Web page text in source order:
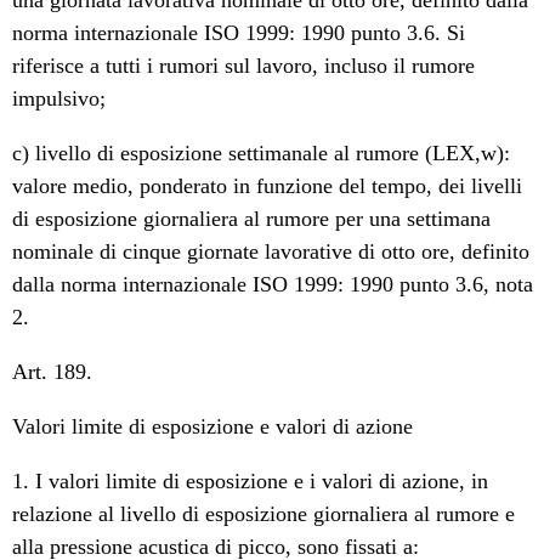
norma internazionale ISO 1999: 1990 punto 3.6. Si
riferisce a tutti i rumori sul lavoro, incluso il rumore
impulsivo;
c) livello di esposizione settimanale al rumore (LEX,w):
valore medio, ponderato in funzione del tempo, dei livelli
di esposizione giornaliera al rumore per una settimana
nominale di cinque giornate lavorative di otto ore, definito
dalla norma internazionale ISO 1999: 1990 punto 3.6, nota
2.
Art. 189.
Valori limite di esposizione e valori di azione
1. I valori limite di esposizione e i valori di azione, in
relazione al livello di esposizione giornaliera al rumore e
alla pressione acustica di picco, sono fissati a: